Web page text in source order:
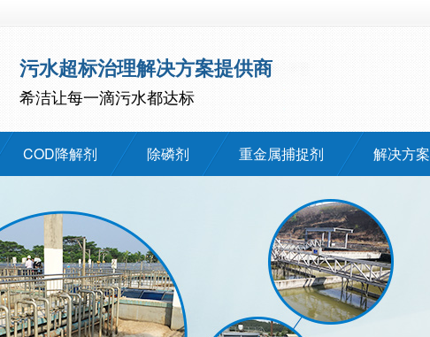
污水超标治理解决方案提供商
希洁让每一滴污水都达标
COD降解剂 除磷剂 重金属捕捉剂 解决方案